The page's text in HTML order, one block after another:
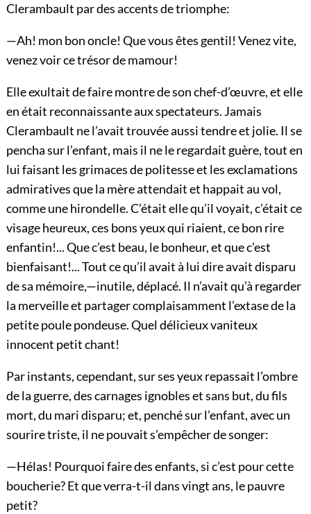
Clerambault par des accents de triomphe:
—Ah! mon bon oncle! Que vous êtes gentil! Venez vite,
venez voir ce trésor de mamour!
Elle exultait de faire montre de son chef-d’œuvre, et elle
en était reconnaissante aux spectateurs. Jamais
Clerambault ne l’avait trouvée aussi tendre et jolie. Il se
pencha sur l’enfant, mais il ne le regardait guère, tout en
lui faisant les grimaces de politesse et les exclamations
admiratives que la mère attendait et happait au vol,
comme une hirondelle. C’était elle qu’il voyait, c’était ce
visage heureux, ces bons yeux qui riaient, ce bon rire
enfantin!... Que c’est beau, le bonheur, et que c’est
bienfaisant!... Tout ce qu’il avait à lui dire avait disparu
de sa mémoire,—inutile, déplacé. Il n’avait qu’à regarder
la merveille et partager complaisamment l’extase de la
petite poule pondeuse. Quel délicieux vaniteux
innocent petit chant!
Par instants, cependant, sur ses yeux repassait l’ombre
de la guerre, des carnages ignobles et sans but, du fils
mort, du mari disparu; et, penché surl’enfant, avec un
sourire triste, il ne pouvait s’empêcher de songer:
—Hélas! Pourquoi faire des enfants, si c’est pour cette
boucherie? Et que verra-t-il dans vingt ans, le pauvre
petit?